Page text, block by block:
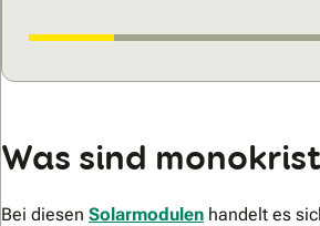
Was sind
Bei diesen Solarmodulen handelt es